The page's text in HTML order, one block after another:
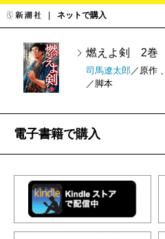
ネットで購入
燃えよ剣 2巻
司馬遼太郎／原作 、
／脚本
電子書籍で購入